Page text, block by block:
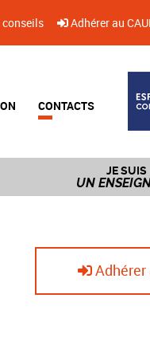
Adhérer au
CONTACTS
JE SUIS
UN
Adhérer